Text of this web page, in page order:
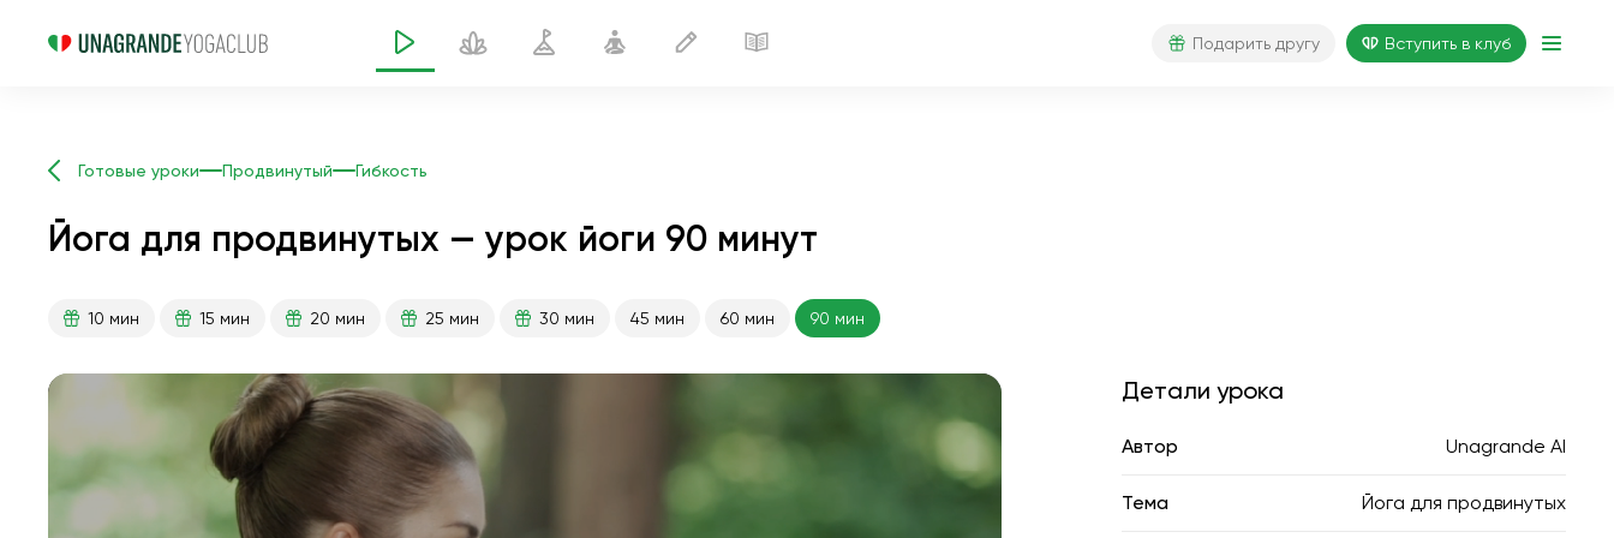
Подарить другу Вступить в клуб
Готовые уроки Продвинутый Гибкость
Йога для продвинутых — урок йоги 90 минут
10 мин 15 мин 20 мин 25 мин 30 мин 45 мин 60 мин 90 мин
Детали урока
Автор Unagrande AI
Тема Йога для продвинутых